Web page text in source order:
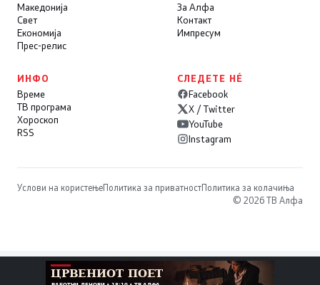
Македонија
Свет
Економија
Прес-релис
За Алфа
Контакт
Импресум
ИНФО
Време
ТВ програма
Хороскоп
RSS
СЛЕДЕТЕ НÉ
Facebook
X / Twitter
YouTube
Instagram
Услови на користењеПолитика за приватностПолитика за колачиња
© 2026 ТВ Алфа